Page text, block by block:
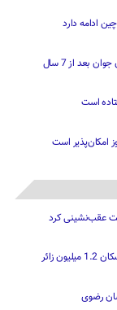
ادامه دارد
بعد از 7 سال
است
امکان‌پذیر است
عقب‌نشینی کرد
زائر